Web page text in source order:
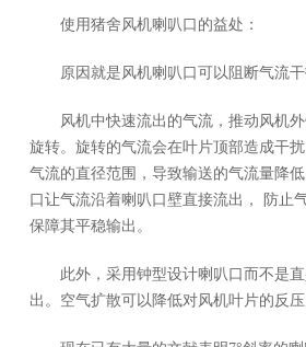
使用猪舍风机喇叭口的益处：
原因就是风机喇叭口可以阻断气流干扰
风机中快速流出的气流，推动风机外
旋转。旋转的气流会在叶片顶部造成干扰
气流的直径范围，导致输送的气流量降低
口让气流沿着喇叭口壁直接流出， 防止
保障其平稳输出。
此外，采用钟型设计喇叭口而不是直
出。空气扩散可以降低对风机叶片的反压力